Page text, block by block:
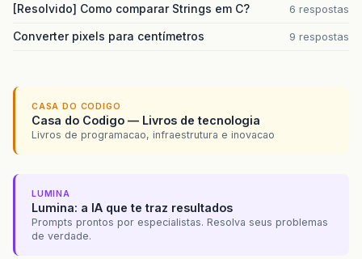
[Resolvido] Como comparar Strings em C? 6 respostas
Converter pixels para centímetros 9 respostas
CASA DO CODIGO
Casa do Codigo — Livros de tecnologia
Livros de programacao, infraestrutura e inovacao
LUMINA
Lumina: a IA que te traz resultados
Prompts prontos por especialistas. Resolva seus problemas
de verdade.